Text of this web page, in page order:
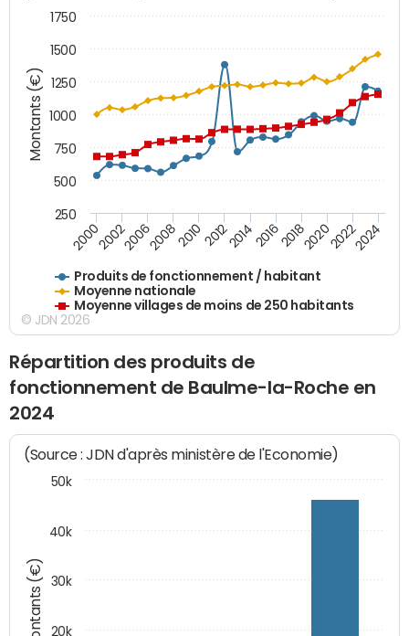
Montants (€)
Produits de fonctionnement / habitant
Moyenne nationale
Moyenne villages de moins de 250 habitants
200020022006200820102012201420162018202020222024
250
500
750
1000
1250
1500
1750
© JDN 2026
Répartition des produits de
fonctionnement de Baulme-la-Roche en
2024
Montants (€)
(Source : JDN d'après ministère de l'Economie)
20k
30k
40k
50k